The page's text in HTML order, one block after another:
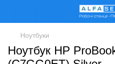
Ноутбуки
Ноутбук HP